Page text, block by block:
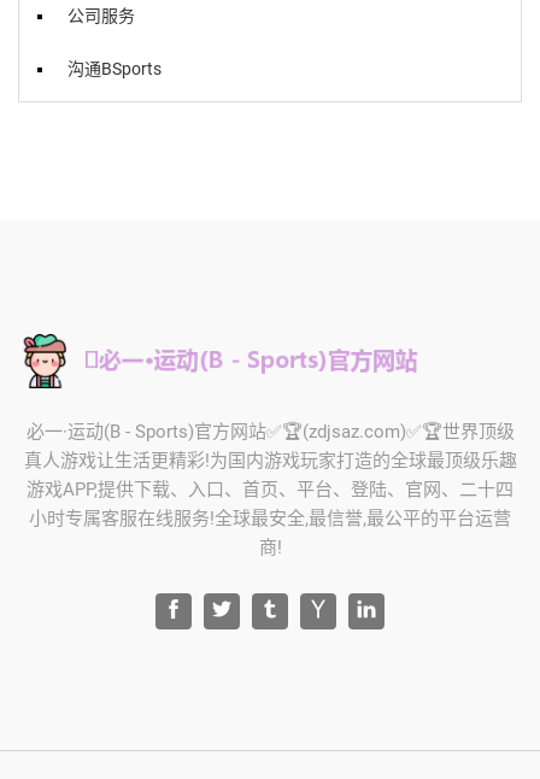
公司服务
沟通BSports
️必一·运动(B - Sports)官方网站✅🏆(zdjsaz.com)✅🏆世界顶级
真人游戏让生活更精彩!为国内游戏玩家打造的全球最顶级乐趣
游戏APP,提供下载、入口、首页、平台、登陆、官网、二十四
小时专属客服在线服务!全球最安全,最信誉,最公平的平台运营
商!